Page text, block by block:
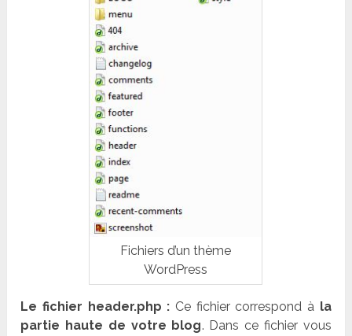
Fichiers d’un thème
WordPress
Le fichier header.php : Ce fichier correspond à la
partie haute de votre blog. Dans ce fichier vous